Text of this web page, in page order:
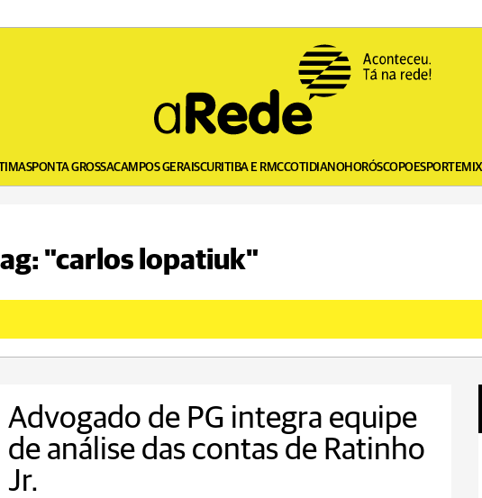
PONTA GROSSACAMPOS GERAISCURITIBA E RMCCOTIDIANOHORÓSCOPOESPORTEMIX
"carlos lopatiuk"
Advogado de PG integra equipe
de análise das contas de Ratinho
Jr.